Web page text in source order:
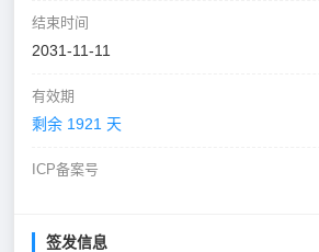
结束时间
2031-11-11
有效期
剩余 1921 天
ICP备案号
签发信息